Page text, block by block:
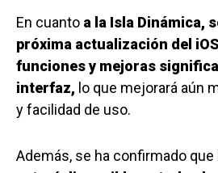
En cuanto a la Isla Dinámica,
próxima actualización del
funciones y mejoras
interfaz, lo que mejorará aún
y facilidad de uso.
Además, se ha confirmado que